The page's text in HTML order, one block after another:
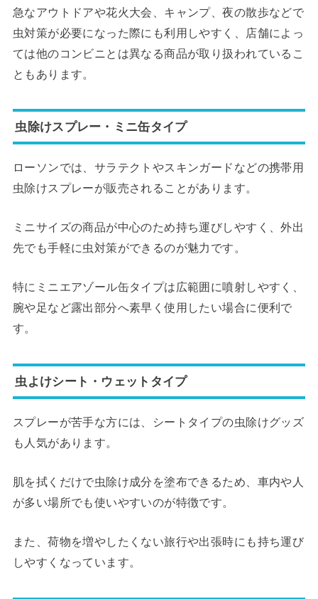
急なアウトドアや花火大会、キャンプ、夜の散歩などで
虫対策が必要になった際にも利用しやすく、店舗によっ
ては他のコンビニとは異なる商品が取り扱われているこ
ともあります。
虫除けスプレー・ミニ缶タイプ
ローソンでは、サラテクトやスキンガードなどの携帯用
虫除けスプレーが販売されることがあります。
ミニサイズの商品が中心のため持ち運びしやすく、外出
先でも手軽に虫対策ができるのが魅力です。
特にミニエアゾール缶タイプは広範囲に噴射しやすく、
腕や足など露出部分へ素早く使用したい場合に便利で
す。
虫よけシート・ウェットタイプ
スプレーが苦手な方には、シートタイプの虫除けグッズ
も人気があります。
肌を拭くだけで虫除け成分を塗布できるため、車内や人
が多い場所でも使いやすいのが特徴です。
また、荷物を増やしたくない旅行や出張時にも持ち運び
しやすくなっています。